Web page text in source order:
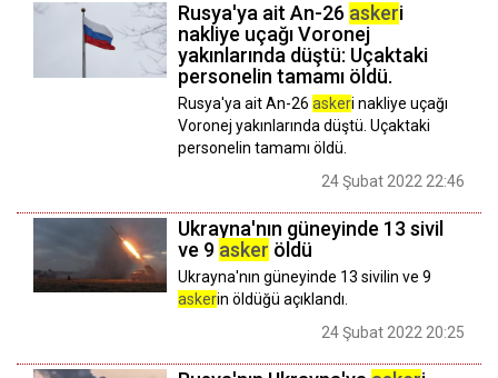
Rusya'ya ait An-26 askeri
nakliye uçağı Voronej
yakınlarında düştü: Uçaktaki
personelin tamamı öldü.
Rusya'ya ait An-26 askeri nakliye uçağı
Voronej yakınlarında düştü. Uçaktaki
personelin tamamı öldü.
24 Şubat 2022 22:46
Ukrayna'nın güneyinde 13 sivil
ve 9 asker öldü
Ukrayna'nın güneyinde 13 sivilin ve 9
askerin öldüğü açıklandı.
24 Şubat 2022 20:25